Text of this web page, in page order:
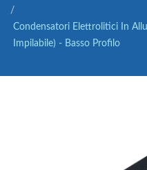
/
Condensatori Elettrolitici In
Impilabile) - Basso Profilo